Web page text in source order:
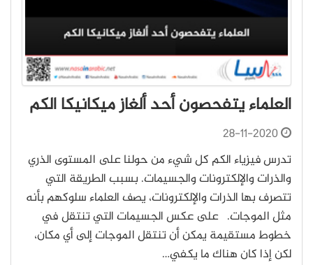
العلماء يتفحصون أحد ألغاز ميكانيكا الكم
28-11-2020
تدرس فيزياء الكم كل شيء من حولنا على المستوى الذري
والذرات والإلكترونات والجسيمات. بسبب الطريقة التي
تتصرف بها الذرات والإلكترونات، يصف العلماء سلوكهم بأنه
مثل الموجات. على عكس الجسيمات التي تنتقل في
خطوط مستقيمة يمكن أن تنتقل الموجات إلى أي مكان،
لكن إذا كان هناك ما يكفي…